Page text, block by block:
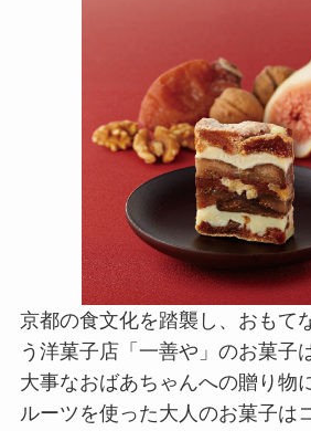
京都の食文化を踏襲し、おもて
う洋菓子店「一善や」のお菓子
大事なおばあちゃんへの贈り物
ルーツを使った大人のお菓子は